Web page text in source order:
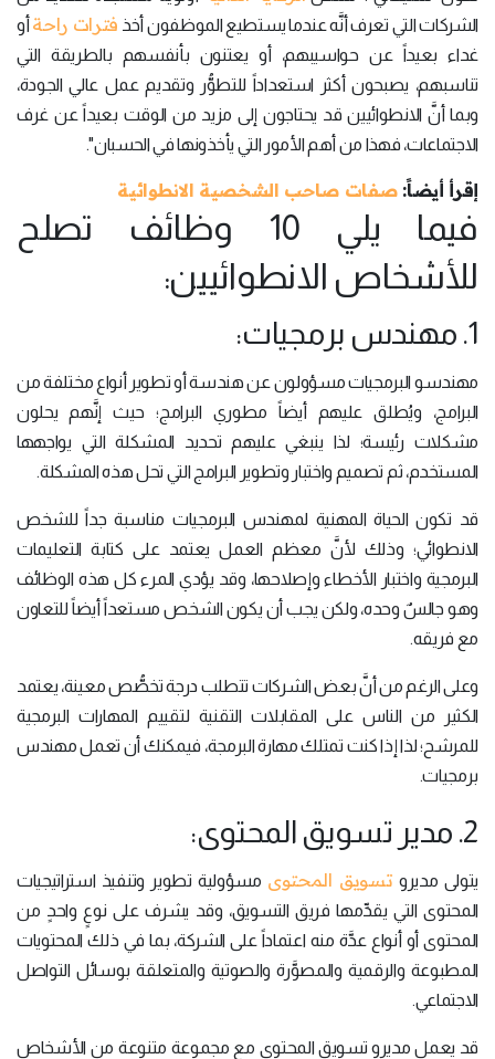
الشركات التي تعرف أنَّه عندما يستطيع الموظفون أخذ فترات راحة أو
غداء بعيداً عن حواسيبهم، أو يعتنون بأنفسهم بالطريقة التي
تناسبهم، يصبحون أكثر استعداداً للتطوُّر وتقديم عمل عالي الجودة،
وبما أنَّ الانطوائيين قد يحتاجون إلى مزيد من الوقت بعيداً عن غرف
الاجتماعات، فهذا من أهم الأمور التي يأخذونها في الحسبان".
إقرأ أيضاً:صفات صاحب الشخصية الانطوائية
فيما يلي 10 وظائف تصلح
للأشخاص الانطوائيين:
1. مهندس برمجيات:
مهندسو البرمجيات مسؤولون عن هندسة أو تطوير أنواع مختلفة من
البرامج، ويُطلق عليهم أيضاً مطوري البرامج؛ حيث إنَّهم يحلون
مشكلات رئيسة؛ لذا ينبغي عليهم تحديد المشكلة التي يواجهها
المستخدم، ثم تصميم واختبار وتطوير البرامج التي تحل هذه المشكلة.
قد تكون الحياة المهنية لمهندس البرمجيات مناسبة جداً للشخص
الانطوائي؛ وذلك لأنَّ معظم العمل يعتمد على كتابة التعليمات
البرمجية واختبار الأخطاء وإصلاحها، وقد يؤدي المرء كل هذه الوظائف
وهو جالسٌ وحده، ولكن يجب أن يكون الشخص مستعداً أيضاً للتعاون
مع فريقه.
وعلى الرغم من أنَّ بعض الشركات تتطلب درجة تخصُّص معينة، يعتمد
الكثير من الناس على المقابلات التقنية لتقييم المهارات البرمجية
للمرشح؛ لذا إذا كنت تمتلك مهارة البرمجة، فيمكنك أن تعمل مهندس
برمجيات.
2. مدير تسويق المحتوى:
يتولى مديرو تسويق المحتوى مسؤولية تطوير وتنفيذ استراتيجيات
المحتوى التي يقدِّمها فريق التسويق، وقد يشرف على نوعٍ واحدٍ من
المحتوى أو أنواع عدَّة منه اعتماداً على الشركة، بما في ذلك المحتويات
المطبوعة والرقمية والمصوَّرة والصوتية والمتعلقة بوسائل التواصل
الاجتماعي.
قد يعمل مديرو تسويق المحتوى مع مجموعة متنوعة من الأشخاص